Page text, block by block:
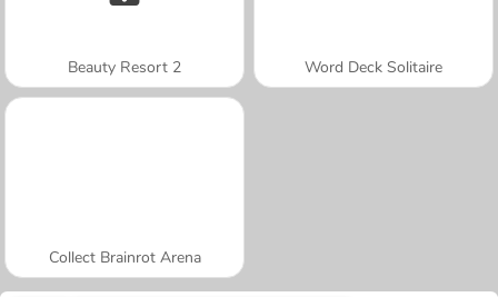
Beauty Resort 2 Word Deck Solitaire
Collect Brainrot Arena